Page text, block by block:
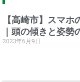
【高崎市】スマ
｜頭の傾きと姿勢
2023年6月9日